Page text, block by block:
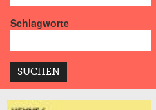
Schlagworte